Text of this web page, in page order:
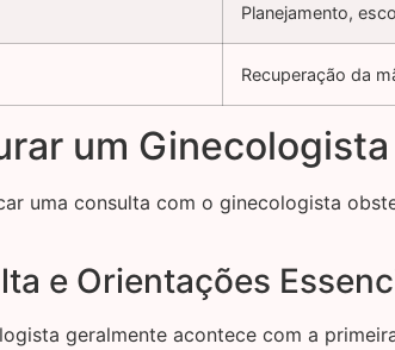
Planejamento,
Recuperação da
um
uma consulta com o ginecologista
e Orientações
geralmente acontece com a